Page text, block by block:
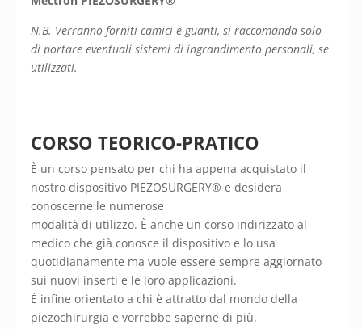
N.B. Verranno forniti camici e guanti, si raccomanda solo
di portare eventuali sistemi di ingrandimento personali, se
utilizzati.
CORSO TEORICO-PRATICO
È un corso pensato per chi ha appena acquistato il
nostro dispositivo PIEZOSURGERY® e desidera
conoscerne le numerose
modalità di utilizzo. È anche un corso indirizzato al
medico che già conosce il dispositivo e lo usa
quotidianamente ma vuole essere sempre aggiornato
sui nuovi inserti e le loro applicazioni.
È infine orientato a chi è attratto dal mondo della
piezochirurgia e vorrebbe saperne di più.